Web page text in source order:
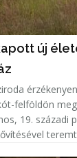
új
felföldön
19. századi